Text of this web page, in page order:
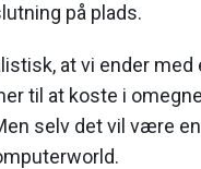
på plads.
at vi ender
til at koste i
selv det vil være